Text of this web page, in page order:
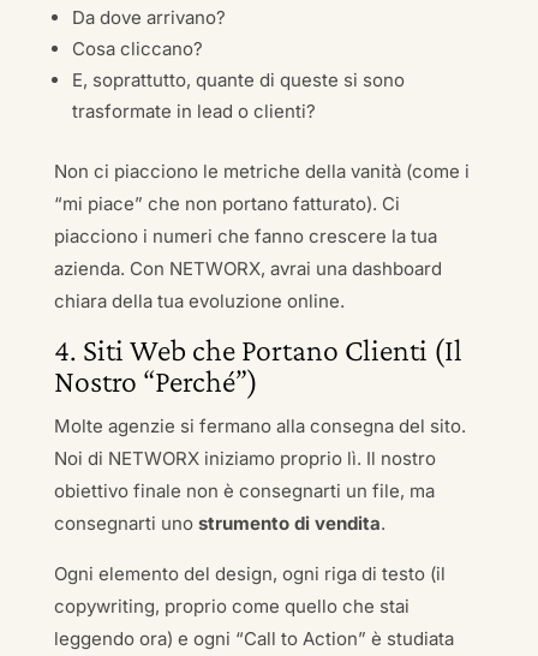
Da dove arrivano?
Cosa cliccano?
E, soprattutto, quante di queste si sono
trasformate in lead o clienti?
Non ci piacciono le metriche della vanità (come i
“mi piace” che non portano fatturato). Ci
piacciono i numeri che fanno crescere la tua
azienda. Con NETWORX, avrai una dashboard
chiara della tua evoluzione online.
4. Siti Web che Portano Clienti (Il
Nostro “Perché”)
Molte agenzie si fermano alla consegna del sito.
Noi di NETWORX iniziamo proprio lì. Il nostro
obiettivo finale non è consegnarti un file, ma
consegnarti uno strumento di vendita.
Ogni elemento del design, ogni riga di testo (il
copywriting, proprio come quello che stai
leggendo ora) e ogni “Call to Action” è studiata